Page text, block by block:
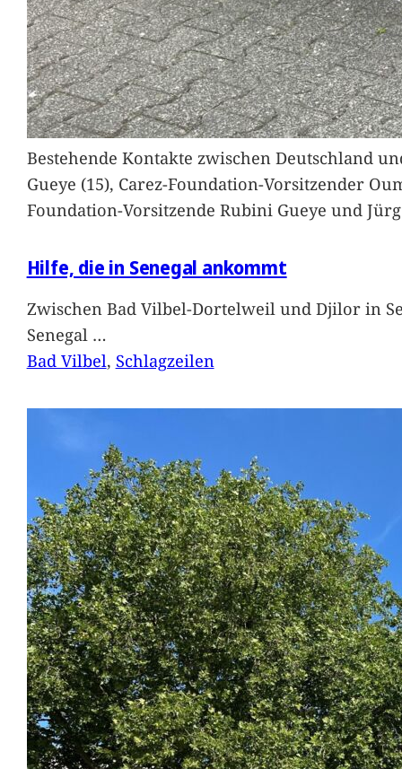
Bestehende Kontakte zwischen Deutschland
Gueye (15), Carez-Foundation-Vorsitzender
Foundation-Vorsitzende Rubini Gueye und
Hilfe, die in Senegal ankommt
Zwischen Bad Vilbel-Dortelweil und Djilor in
Senegal …
Bad Vilbel, Schlagzeilen